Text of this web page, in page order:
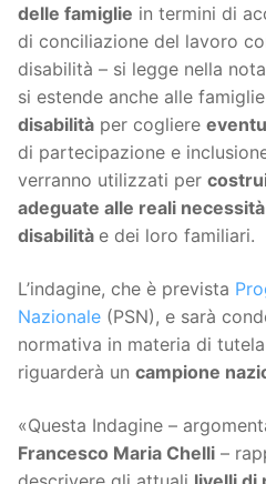
delle famiglie in termini di
di conciliazione del lavoro
disabilità – si legge nella
si estende anche alle
disabilità per cogliere
di partecipazione e
verranno utilizzati per
adeguate alle reali
disabilità e dei loro familiari.
L’indagine, che è prevista
Nazionale (PSN), e sarà
normativa in materia di
riguarderà un campione
«Questa Indagine –
Francesco Maria Chelli –